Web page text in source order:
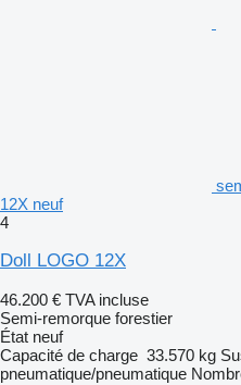
12X neuf
4
Doll LOGO 12X
46.200 € TVA incluse
Semi-remorque forestier
État neuf
Capacité de charge 33.570 kg
pneumatique/pneumatique